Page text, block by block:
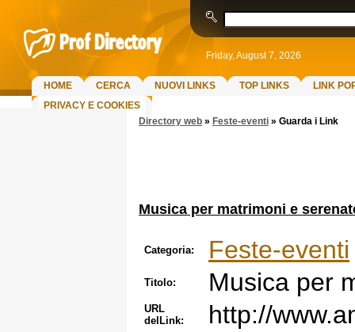
Friday, August 7, 2026
HOME CERCA NUOVI LINKS TOP LINKS
LINK
PRIVACY E COOKIES
Directory web » Feste-eventi » Guarda i Link
Musica per matrimoni e
Categoria: Feste-eventi
Titolo: Musica per
URL
delLink:
http://